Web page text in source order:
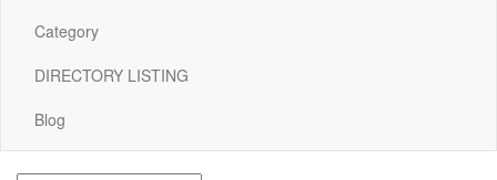
Category
DIRECTORY LISTING
Blog